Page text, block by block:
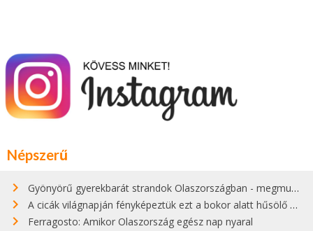
Népszerű
Gyönyörű gyerekbarát strandok Olaszországban - megmutatjuk a 15 legjobbat
A cicák világnapján fényképeztük ezt a bokor alatt hűsölő cicát Kisorosziban
Ferragosto: Amikor Olaszország egész nap nyaral